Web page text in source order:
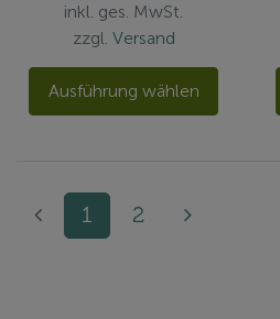
inkl. ges. MwSt.
zzgl. Versand
Ausführung wählen
1 2